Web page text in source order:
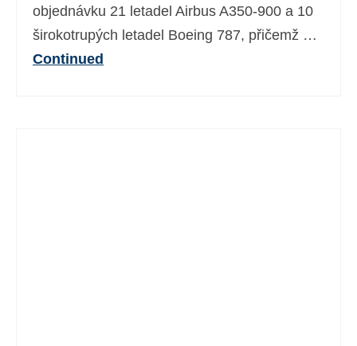
objednávku 21 letadel Airbus A350-900 a 10
širokotrupých letadel Boeing 787, přičemž …
Continued